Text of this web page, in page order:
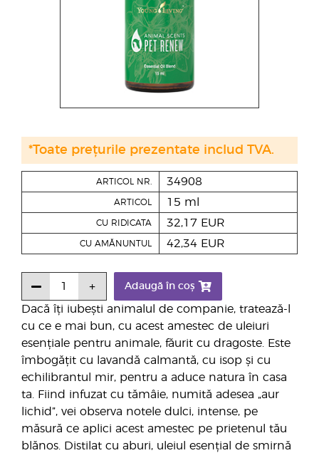
Dacă îți iubești animalul de companie, tratează-l
cu ce e mai bun, cu acest amestec de uleiuri
esențiale pentru animale, făurit cu dragoste. Este
îmbogățit cu lavandă calmantă, cu isop și cu
echilibrantul mir, pentru a aduce natura în casa
ta. Fiind infuzat cu tămâie, numită adesea „aur
lichid”, vei observa notele dulci, intense, pe
măsură ce aplici acest amestec pe prietenul tău
blănos. Distilat cu aburi, uleiul esențial de smirnă
ARTICOL NR. 34908
ARTICOL 15 ml
CU RIDICATA 32,17 EUR
CU AMĂNUNTUL 42,34 EUR
Adaugă în coș
*Toate prețurile prezentate includ TVA.